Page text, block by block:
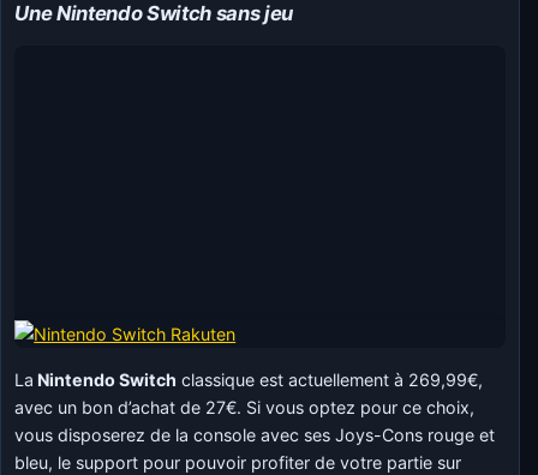
Une Nintendo Switch sans jeu
La Nintendo Switch classique est actuellement à 269,99€,
avec un bon d’achat de 27€. Si vous optez pour ce choix,
vous disposerez de la console avec ses Joys-Cons rouge et
bleu, le support pour pouvoir profiter de votre partie sur